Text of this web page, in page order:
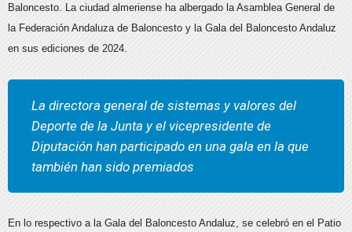
Baloncesto. La ciudad almeriense ha albergado la Asamblea General de
la Federación Andaluza de Baloncesto y la Gala del Baloncesto Andaluz
en sus ediciones de 2024.
La directora general de sistemas y valores del
Deporte de la Junta y el vicepresidente de
Diputación han participado en una gala en la que
también han sido premiados
En lo respectivo a la Gala del Baloncesto Andaluz, se celebró en el Patio